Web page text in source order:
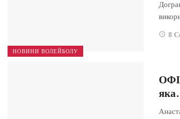
НОВИНИ ВОЛЕЙБОЛУ
8